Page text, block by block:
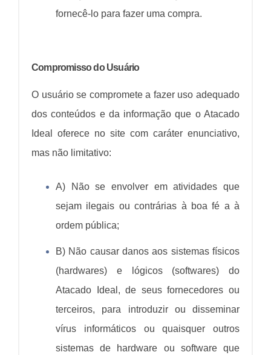
fornecê-lo para fazer uma compra.
Compromisso do Usuário
O usuário se compromete a fazer uso adequado
dos conteúdos e da informação que o Atacado
Ideal oferece no site com caráter enunciativo,
mas não limitativo:
A) Não se envolver em atividades que
sejam ilegais ou contrárias à boa fé a à
ordem pública;
B) Não causar danos aos sistemas físicos
(hardwares) e lógicos (softwares) do
Atacado Ideal, de seus fornecedores ou
terceiros, para introduzir ou disseminar
vírus informáticos ou quaisquer outros
sistemas de hardware ou software que